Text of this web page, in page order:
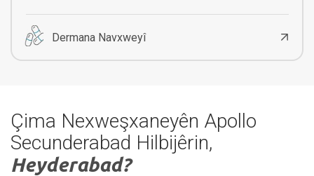
Dermana Navxweyî
Çima Nexweşxaneyên Apollo
Secunderabad Hilbijêrin,
Heyderabad?